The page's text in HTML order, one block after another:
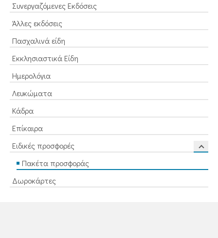
Συνεργαζόμενες Εκδόσεις
Άλλες εκδόσεις
Πασχαλινά είδη
Εκκλησιαστικά Είδη
Ημερολόγια
Λευκώματα
Κάδρα
Επίκαιρα
Ειδικές προσφορές
Πακέτα προσφοράς
Δωροκάρτες